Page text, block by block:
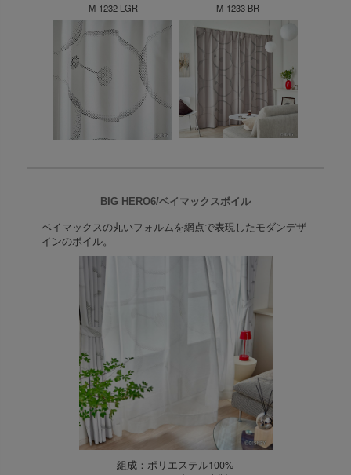
M-1232 LGR M-1233 BR
BIG HERO6/ベイマックスボイル
ベイマックスの丸いフォルムを網点で表現したモダンデザ
インのボイル。
組成：ポリエステル100%